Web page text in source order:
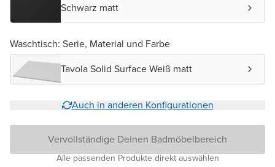
Schwarz matt
Waschtisch: Serie, Material und Farbe
Tavola Solid Surface Weiß matt
Auch in anderen Konfigurationen
Vervollständige Deinen Badmöbelbereich
Alle passenden Produkte direkt auswählen